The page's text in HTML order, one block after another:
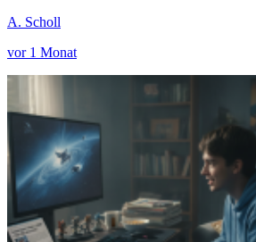
A. Scholl
vor 1 Monat